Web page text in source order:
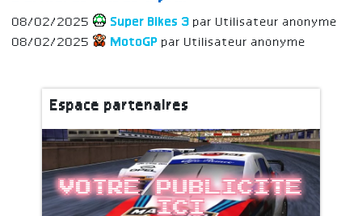
08/02/2025 Super Bikes 3 par Utilisateur anonyme
08/02/2025
MotoGP par Utilisateur anonyme
Espace partenaires
Votre publicite
ici